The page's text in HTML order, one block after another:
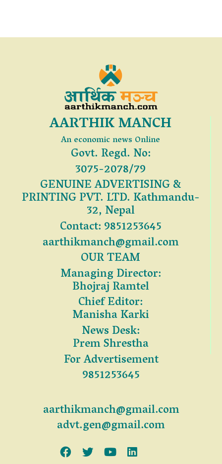
AARTHIK MANCH
An economic news Online
Govt. Regd. No:
3075-2078/79
GENUINE ADVERTISING &
PRINTING PVT. LTD. Kathmandu-
32, Nepal
Contact: 9851253645
aarthikmanch@gmail.com
OUR TEAM
Managing Director:
Bhojraj Ramtel
Chief Editor:
Manisha Karki
News Desk:
Prem Shrestha
For Advertisement
9851253645
aarthikmanch@gmail.com
advt.gen@gmail.com